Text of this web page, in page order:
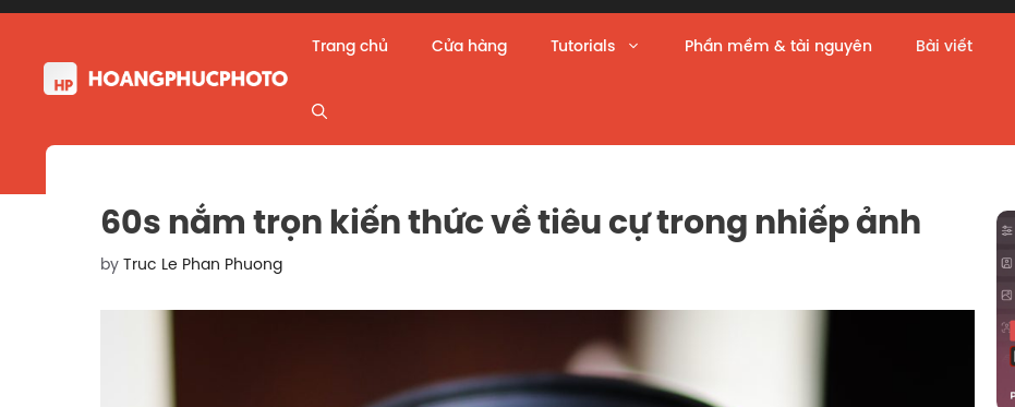
Skip
content
Trang chủ Cửa hàng Tutorials Phần mềm & tài nguyên Bài viết
60s nắm trọn kiến thức về tiêu cự trong nhiếp ảnh
by Truc Le Phan Phuong